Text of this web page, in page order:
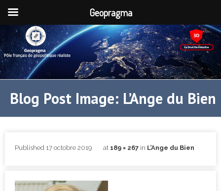
Blog Post Image: L’Ange du Bien
Published 17 octobre 2019 at 189 × 267 in L’Ange du Bien
Geopragma